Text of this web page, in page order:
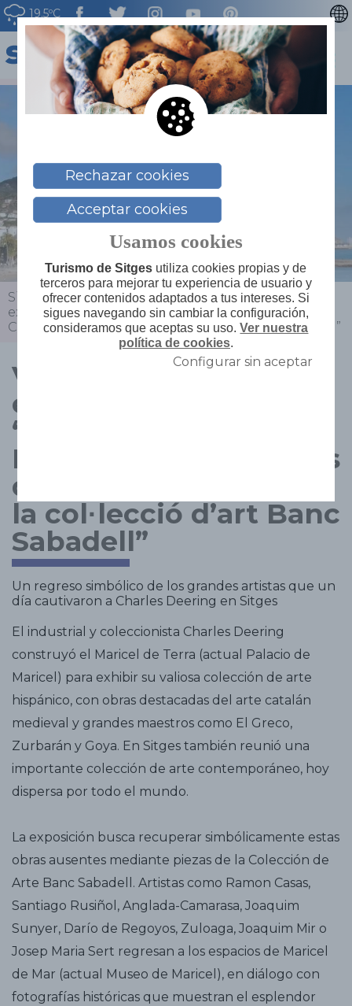
19.5ºC
CATALÀ
ENGLISH
FRANÇAIS
Sitges > Actualidad > Agenda > Visita guiada a la
exposición: “Absències i Presències. Els artistes de
Charles Deering a la col·lecció d’art Banc Sabadell”
Visita guiada a la
exposición:
“Absències i
Presències. Els artistes
de Charles Deering a
la col·lecció d’art Banc
Sabadell”
Un regreso simbólico de los grandes artistas que un
día cautivaron a Charles Deering en Sitges
El industrial y coleccionista Charles Deering
construyó el Maricel de Terra (actual Palacio de
Maricel) para exhibir su valiosa colección de arte
hispánico, con obras destacadas del arte catalán
medieval y grandes maestros como El Greco,
Zurbarán y Goya. En Sitges también reunió una
importante colección de arte contemporáneo, hoy
dispersa por todo el mundo.
La exposición busca recuperar simbólicamente estas
obras ausentes mediante piezas de la Colección de
Arte Banc Sabadell. Artistas como Ramon Casas,
Santiago Rusiñol, Anglada-Camarasa, Joaquim
Sunyer, Darío de Regoyos, Zuloaga, Joaquim Mir o
Josep Maria Sert regresan a los espacios de Maricel
de Mar (actual Museo de Maricel), en diálogo con
fotografías históricas que muestran el esplendor
Rechazar cookies
Acceptar cookies
Usamos cookies
Turismo de Sitges utiliza cookies propias y de
terceros para mejorar tu experiencia de usuario y
ofrecer contenidos adaptados a tus intereses. Si
sigues navegando sin cambiar la configuración,
consideramos que aceptas su uso.Ver nuestra
política de cookies.
Configurar sin aceptar